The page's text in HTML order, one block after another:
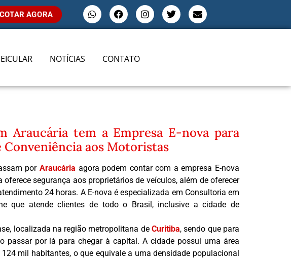
COTAR AGORA
NOTÍCIAS CONTATO
Araucária tem a Empresa E-nova para
Conveniência aos Motoristas
por Araucária agora podem contar com a empresa E-nova
oferece segurança aos proprietários de veículos, além de oferecer
24 horas. A E-nova é especializada em Consultoria em
que atende clientes de todo o Brasil, inclusive a cidade de
localizada na região metropolitana deCuritiba, sendo que para
passar por lá para chegar à capital. A cidade possui uma área
mil habitantes, o que equivale a uma densidade populacional